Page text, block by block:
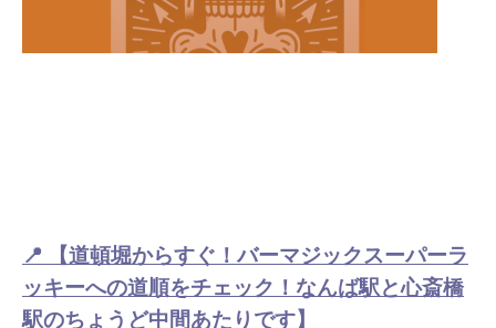
📍
【道頓堀からすぐ！バーマジックスーパーラ
ッキーへの道順をチェック！なんば駅と心斎橋
駅のちょうど中間あたりです】